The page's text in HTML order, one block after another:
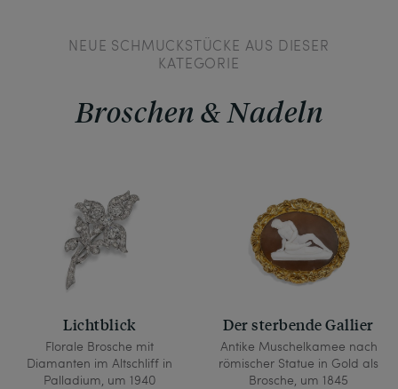
NEUE SCHMUCKSTÜCKE AUS DIESER
KATEGORIE
Broschen & Nadeln
Lichtblick
Florale Brosche mit
Diamanten im Altschliff in
Palladium, um 1940
Der sterbende Gallier
Antike Muschelkamee nach
römischer Statue in Gold als
Brosche, um 1845